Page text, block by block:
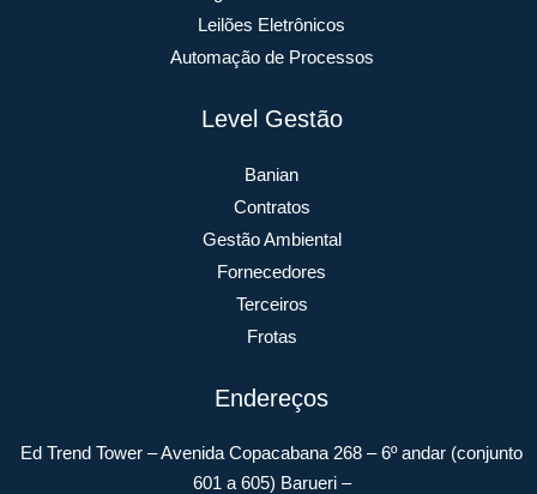
Leilões Eletrônicos
Automação de Processos
Level Gestão
Banian
Contratos
Gestão Ambiental
Fornecedores
Terceiros
Frotas
Endereços
Ed Trend Tower – Avenida Copacabana 268 – 6º andar (conjunto
601 a 605) Barueri –